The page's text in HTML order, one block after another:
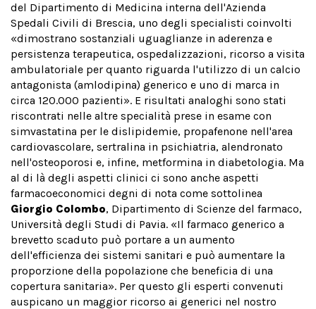
del Dipartimento di Medicina interna dell'Azienda
Spedali Civili di Brescia, uno degli specialisti coinvolti
«dimostrano sostanziali uguaglianze in aderenza e
persistenza terapeutica, ospedalizzazioni, ricorso a visita
ambulatoriale per quanto riguarda l'utilizzo di un calcio
antagonista (amlodipina) generico e uno di marca in
circa 120.000 pazienti». E risultati analoghi sono stati
riscontrati nelle altre specialità prese in esame con
simvastatina per le dislipidemie, propafenone nell'area
cardiovascolare, sertralina in psichiatria, alendronato
nell'osteoporosi e, infine, metformina in diabetologia. Ma
al di là degli aspetti clinici ci sono anche aspetti
farmacoeconomici degni di nota come sottolinea
Giorgio Colombo, Dipartimento di Scienze del farmaco,
Università degli Studi di Pavia. «Il farmaco generico a
brevetto scaduto può portare a un aumento
dell'efficienza dei sistemi sanitari e può aumentare la
proporzione della popolazione che beneficia di una
copertura sanitaria». Per questo gli esperti convenuti
auspicano un maggior ricorso ai generici nel nostro